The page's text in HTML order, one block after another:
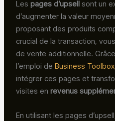
Lespages d’upsell sont un
d’augmenter la valeur
proposant des produits
crucial de la transaction,
de vente additionnelle.
l’emploi deBusiness Toolbox
intégrer ces pages et
visites enrevenus
En utilisant les pages